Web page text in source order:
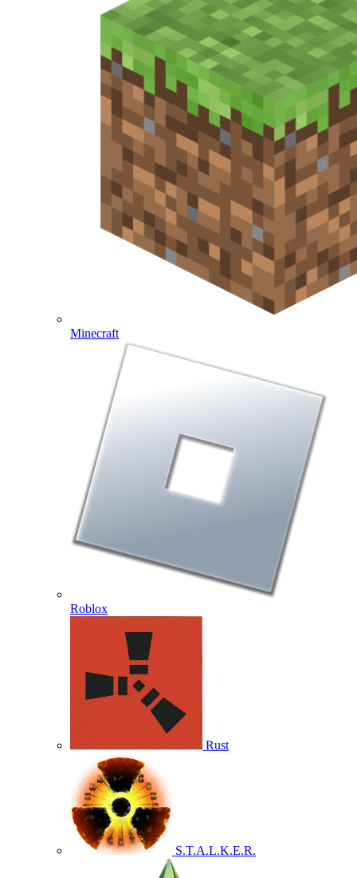
Minecraft
Roblox
Rust
S.T.A.L.K.E.R.